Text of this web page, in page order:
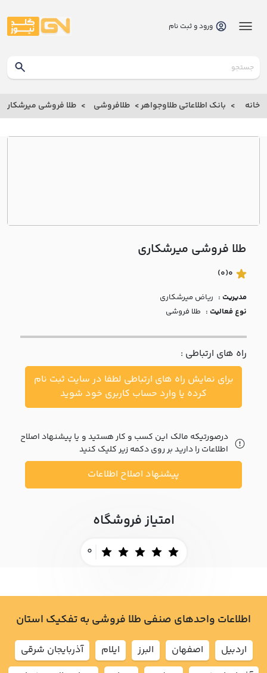
بانک
بانک
اطلاعاتی
درباره
با ما
مقالات
اخبار
پرسش
متداول
خواست
ورود و ثبت نام
خانه بانک اطلاعاتی طلاوجواهر طلافروشی طلا فروشی ميرشکاري
طلا فروشی ميرشکاري
0
(0)
مدیریت : رياض ميرشکاري
نوع فعالیت : طلا فروشی
راه های ارتباطی :
برای نمایش راه های ارتباطی لطفا در سایت ثبت نام
کرده یا وارد حساب کاربری خود شوید
درصورتیکه مالک این کسب و کار هستید و یا پیشنهاد اصلاح
اطلاعات را دارید بر روی دکمه زیر کلیک کنید
پیشنهاد اصلاح اطلاعات
امتیاز فروشگاه
0
اطلاعات واحدهای صنفی طلا فروشی به تفکیک استان
اردبيل اصفهان البرز ايلام
آذربايجان شرقي